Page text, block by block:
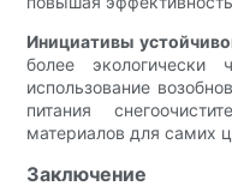
Инициативы
более
использование
питания
материалов для самих
Заключение